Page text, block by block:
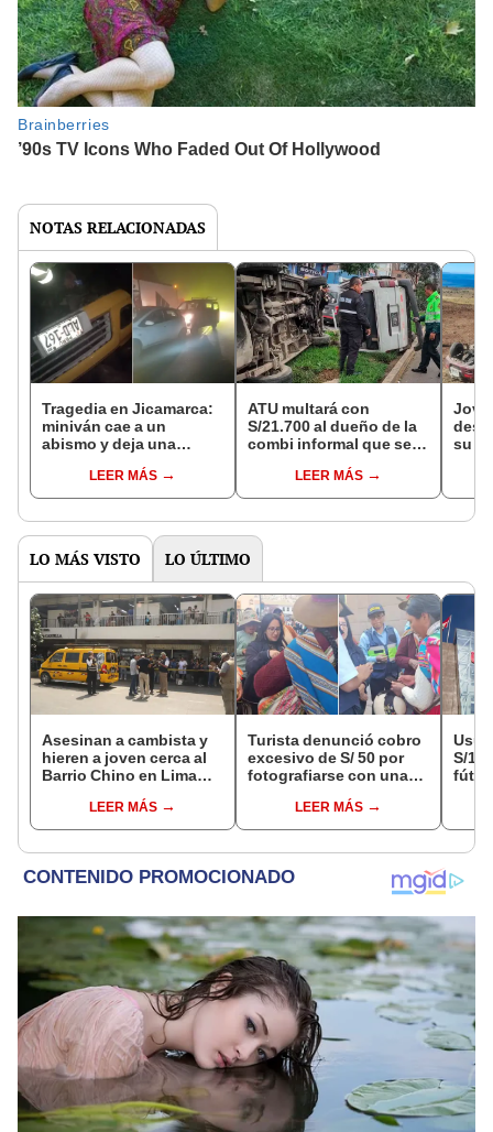
NOTAS RELACIONADAS
Tragedia en Jicamarca:
miniván cae a un
abismo y deja una
LEER MÁS
ATU multará con
S/21.700 al dueño de la
combi informal que se
y denunciará
penalmente al
LEER MÁS
su
LO MÁS VISTO LO ÚLTIMO
Asesinan a cambista y
hieren a joven cerca al
Barrio Chino en Lima
sospechoso detenido
LEER MÁS
Turista denunció cobro
excesivo de S/ 50 por
fotografiarse con una
Serenazgo recuperó el
dinero
LEER MÁS
S/